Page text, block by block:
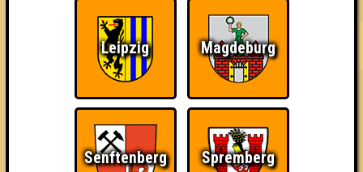
Knapp daneben! So kurz vorm Sieg!
Leipzig Magdeburg
Senftenberg Spremberg